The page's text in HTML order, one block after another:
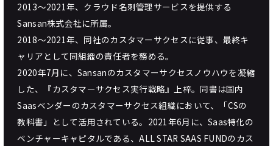
2013〜2021年、クラウド名刺管理サービスを提供する
Sansan株式会社に所属。
2018〜2021年、同社のカスタマーサクセスに従事、最終キ
ャリアとして同組織の責任者を務める。
2020年7月に、Sansanのカスタマーサクセスノウハウを凝縮
した、『カスタマーサクセス実行戦略』上梓。同書は国内
Saasベンダーのカスタマーサクセス組織において、「CSの
教科書」として活用されている。2021年6月に、Saas特化の
ベンチャーキャピタルである、ALL STAR SAAS FUNDのカス